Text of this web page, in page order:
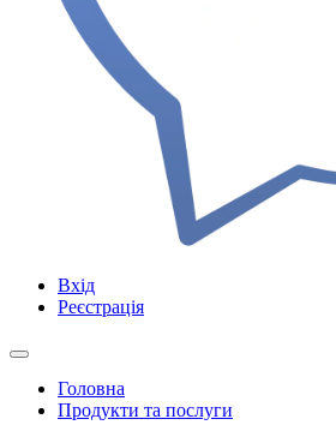
Вхід
Реєстрація
Головна
Продукти та послуги